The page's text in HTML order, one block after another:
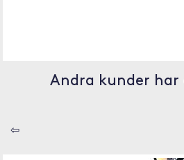
Andra kunder har
⇦